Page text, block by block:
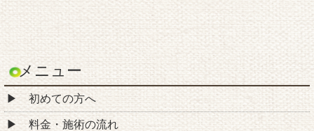
メニュー
初めての方へ
料金・施術の流れ